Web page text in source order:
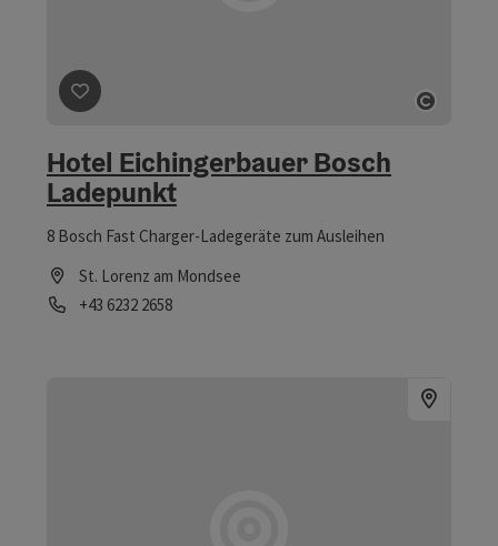
Beitrag merken : Hotel Eichingerbauer Bosch
Hotel Eichingerbauer Bosch
Ladepunkt
8 Bosch Fast Charger-Ladegeräte zum Ausleihen
St. Lorenz am Mondsee
Telefon
+43 6232 2658